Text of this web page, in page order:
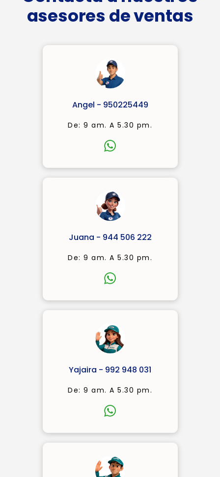
asesores de ventas
Angel - 950225449
De: 9 am. A 5.30 pm.
Juana - 944 506 222
De: 9 am. A 5.30 pm.
Yajaira - 992 948 031
De: 9 am. A 5.30 pm.